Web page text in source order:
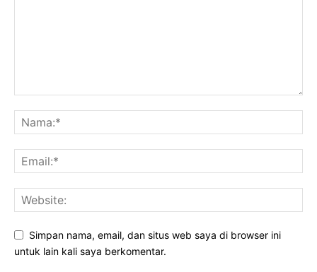
Simpan nama, email, dan situs web saya di browser ini
untuk lain kali saya berkomentar.